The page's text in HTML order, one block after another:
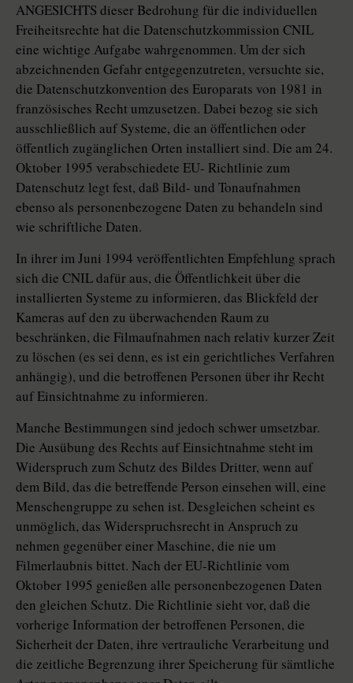
ANGESICHTS dieser Bedrohung für die individuellen
Freiheitsrechte hat die Datenschutzkommission CNIL
eine wichtige Aufgabe wahrgenommen. Um der sich
abzeichnenden Gefahr entgegenzutreten, versuchte sie,
die Datenschutzkonvention des Europarats von 1981 in
französisches Recht umzusetzen. Dabei bezog sie sich
ausschließlich auf Systeme, die an öffentlichen oder
öffentlich zugänglichen Orten installiert sind. Die am 24.
Oktober 1995 verabschiedete EU- Richtlinie zum
Datenschutz legt fest, daß Bild- und Tonaufnahmen
ebenso als personenbezogene Daten zu behandeln sind
wie schriftliche Daten.
In ihrer im Juni 1994 veröffentlichten Empfehlung sprach
sich die CNIL dafür aus, die Öffentlichkeit über die
installierten Systeme zu informieren, das Blickfeld der
Kameras auf den zu überwachenden Raum zu
beschränken, die Filmaufnahmen nach relativ kurzer Zeit
zu löschen (es sei denn, es ist ein gerichtliches Verfahren
anhängig), und die betroffenen Personen über ihr Recht
auf Einsichtnahme zu informieren.
Manche Bestimmungen sind jedoch schwer umsetzbar.
Die Ausübung des Rechts auf Einsichtnahme steht im
Widerspruch zum Schutz des Bildes Dritter, wenn auf
dem Bild, das die betreffende Person einsehen will, eine
Menschengruppe zu sehen ist. Desgleichen scheint es
unmöglich, das Widerspruchsrecht in Anspruch zu
nehmen gegenüber einer Maschine, die nie um
Filmerlaubnis bittet. Nach der EU-Richtlinie vom
Oktober 1995 genießen alle personenbezogenen Daten
den gleichen Schutz. Die Richtlinie sieht vor, daß die
vorherige Information der betroffenen Personen, die
Sicherheit der Daten, ihre vertrauliche Verarbeitung und
die zeitliche Begrenzung ihrer Speicherung für sämtliche